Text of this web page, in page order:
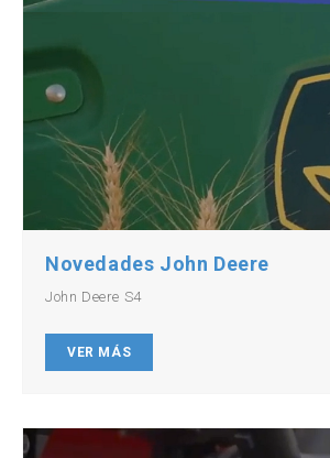
Novedades John Deere
John Deere S4
VER MÁS